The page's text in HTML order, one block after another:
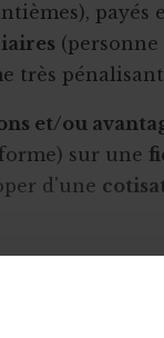
payés
très
et/ou
sur une
d'une